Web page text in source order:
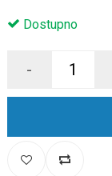
Dostupno
-